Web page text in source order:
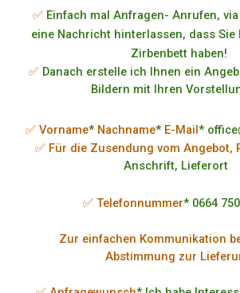
✅ Einfach mal Anfragen- Anrufen,
eine Nachricht hinterlassen, dass Sie
Zirbenbett haben!
✅ Danach erstelle ich Ihnen ein
Bildern mit Ihren
✅ Vorname* Nachname* E-Mail*
✅ Für die Zusendung vom Angebot,
Anschrift, Lieferort
✅ Telefonnummer* 0664
Zur einfachen Kommunikation
Abstimmung zur